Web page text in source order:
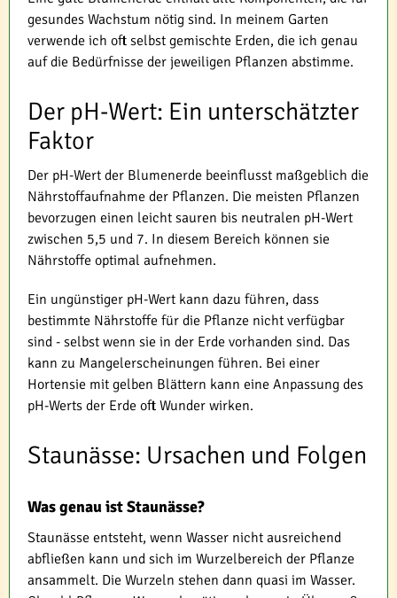
gesundes Wachstum nötig sind. In meinem Garten
verwende ich oft selbst gemischte Erden, die ich genau
auf die Bedürfnisse der jeweiligen Pflanzen abstimme.
Der pH-Wert: Ein unterschätzter
Faktor
Der pH-Wert der Blumenerde beeinflusst maßgeblich die
Nährstoffaufnahme der Pflanzen. Die meisten Pflanzen
bevorzugen einen leicht sauren bis neutralen pH-Wert
zwischen 5,5 und 7. In diesem Bereich können sie
Nährstoffe optimal aufnehmen.
Ein ungünstiger pH-Wert kann dazu führen, dass
bestimmte Nährstoffe für die Pflanze nicht verfügbar
sind - selbst wenn sie in der Erde vorhanden sind. Das
kann zu Mangelerscheinungen führen. Bei einer
Hortensie mit gelben Blättern kann eine Anpassung des
pH-Werts der Erde oft Wunder wirken.
Staunässe: Ursachen und Folgen
Was genau ist Staunässe?
Staunässe entsteht, wenn Wasser nicht ausreichend
abfließen kann und sich im Wurzelbereich der Pflanze
ansammelt. Die Wurzeln stehen dann quasi im Wasser.